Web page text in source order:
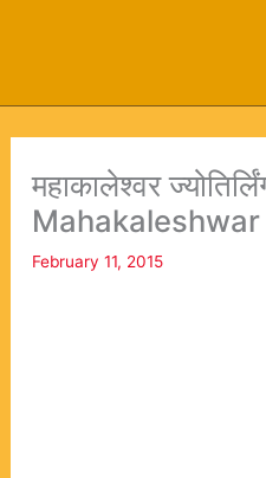
महाकालेश्वर
February 11, 2015